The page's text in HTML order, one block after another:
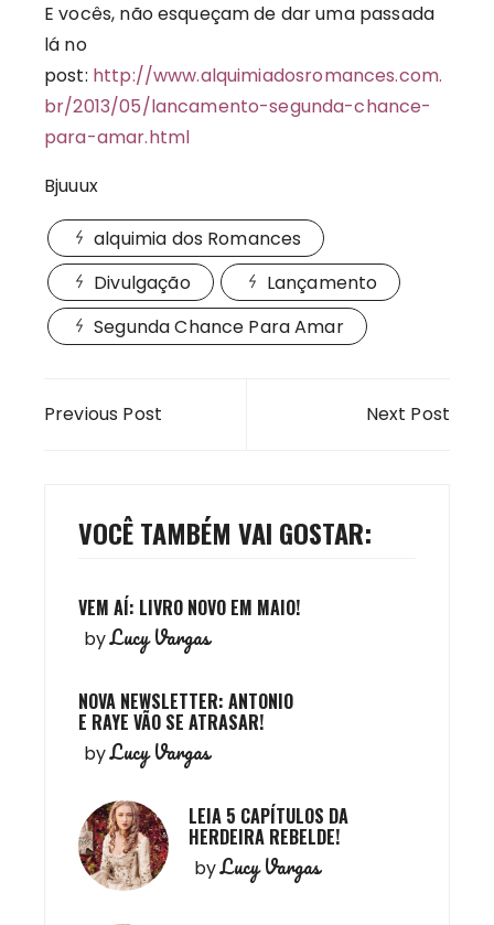
E vocês, não esqueçam de dar uma passada
lá no
post: http://www.alquimiadosromances.com.
br/2013/05/lancamento-segunda-chance-
para-amar.html
Bjuuux
alquimia dos Romances
Divulgação
Lançamento
Segunda Chance Para Amar
de
Previous Post Next Post
VOCÊ TAMBÉM VAI GOSTAR:
VEM AÍ: LIVRO NOVO EM MAIO!
byLucy Vargas
NOVA NEWSLETTER: ANTONIO
E RAYE VÃO SE ATRASAR!
byLucy Vargas
LEIA 5 CAPÍTULOS DA
HERDEIRA REBELDE!
byLucy Vargas